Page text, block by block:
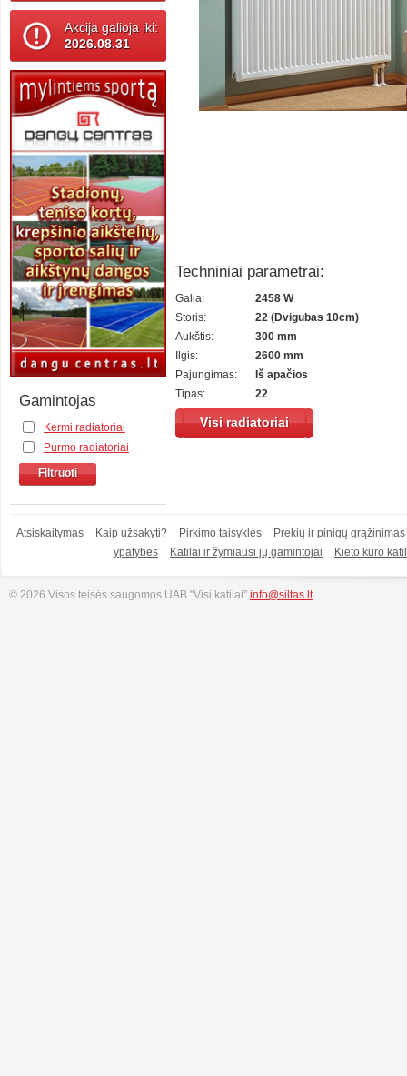
Akcija galioja iki:
2026.08.31
Gamintojas
Kermi radiatoriai
Purmo radiatoriai
Filtruoti
Techniniai parametrai:
Galia:
2458 W
Storis:
22 (Dvigubas 10cm)
Aukštis:
300 mm
Ilgis:
2600 mm
Pajungimas:
Iš apačios
Tipas:
22
Visi radiatoriai
Atsiskaitymas Kaip užsakyti? Pirkimo taisyklės
Prekių ir pinigų grąžinimas
ypatybės
Katilai ir žymiausi jų gamintojai Kieto kuro
© 2026 Visos teisės saugomos UAB "Visi katilai" info@siltas.lt